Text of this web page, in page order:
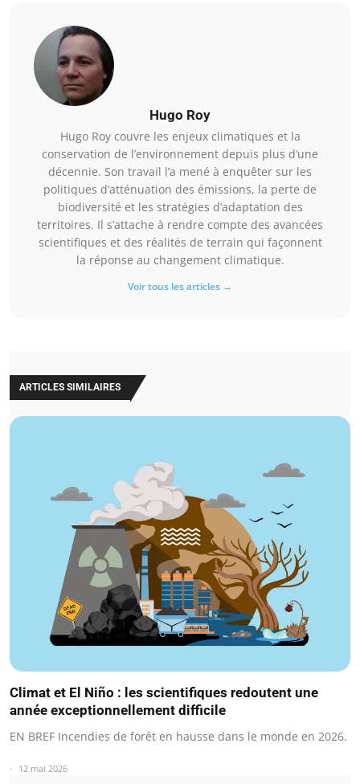
Hugo Roy
Hugo Roy couvre les enjeux climatiques et la
conservation de l’environnement depuis plus d’une
décennie. Son travail l’a mené à enquêter sur les
politiques d’atténuation des émissions, la perte de
biodiversité et les stratégies d’adaptation des
territoires. Il s’attache à rendre compte des avancées
scientifiques et des réalités de terrain qui façonnent
la réponse au changement climatique.
Voir tous les articles →
ARTICLES SIMILAIRES
Climat et El Niño : les scientifiques redoutent une
année exceptionnellement difficile
EN BREF Incendies de forêt en hausse dans le monde en 2026.
12 mai 2026